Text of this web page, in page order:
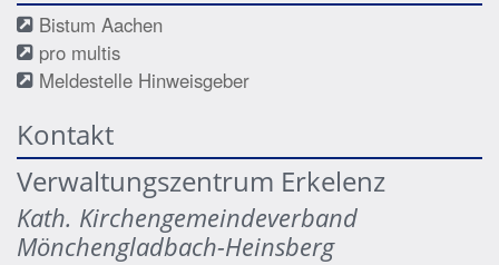
Bistum Aachen
pro multis
Meldestelle Hinweisgeber
Kontakt
Verwaltungszentrum Erkelenz
Kath. Kirchengemeindeverband
Mönchengladbach-Heinsberg